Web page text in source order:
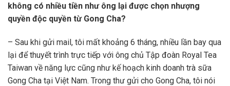
không có nhiều tiền như ông lại được chọn nhượng
quyền độc quyền từ Gong Cha?
– Sau khi gửi mail, tôi mất khoảng 6 tháng, nhiều lần bay qua
lại để thuyết trình trực tiếp với ông chủ Tập đoàn Royal Tea
Taiwan về năng lực cũng như kế hoạch kinh doanh trà sữa
Gong Cha tại Việt Nam. Trong thư gửi cho Gong Cha, tôi nói